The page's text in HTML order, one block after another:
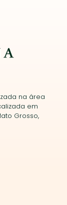
na área
em
Grosso,